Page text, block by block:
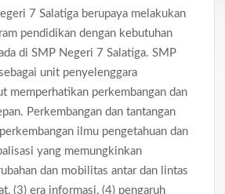
7 Salatiga berupaya melakukan
pendidikan dengan kebutuhan
di SMP Negeri 7 Salatiga. SMP
unit penyelenggara
memperhatikan perkembangan dan
Perkembangan dan tantangan
ilmu pengetahuan dan
yang memungkinkan
dan mobilitas antar dan lintas
(3) era informasi, (4) pengaruh